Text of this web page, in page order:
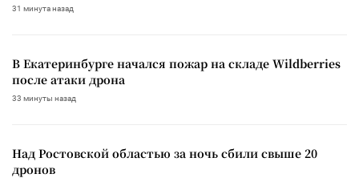
31 минута назад
В Екатеринбурге начался пожар на складе Wildberries
после атаки дрона
33 минуты назад
Над Ростовской областью за ночь сбили свыше 20
дронов